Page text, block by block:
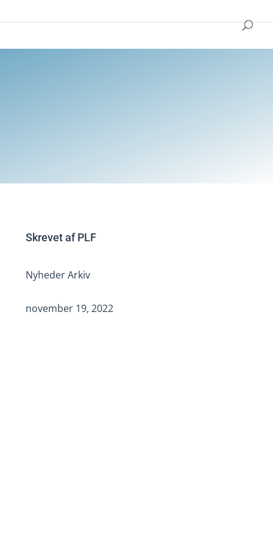
Skrevet afPLF
Nyheder Arkiv
november 19, 2022